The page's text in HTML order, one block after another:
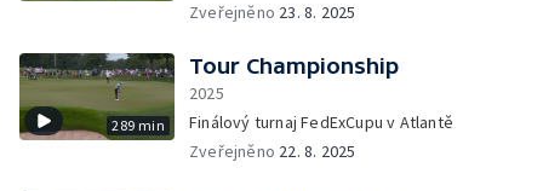
Zveřejněno 23. 8. 2025
289 min
Tour Championship
2025
Finálový turnaj FedExCupu v Atlantě
Zveřejněno 22. 8. 2025